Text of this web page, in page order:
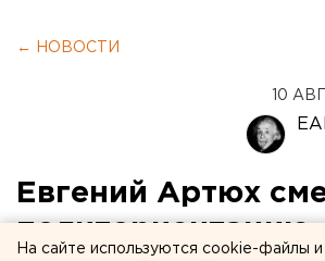
← НОВОСТИ
10
Евгений Артюх
политориентацию
На сайте используются cookie-файлы и